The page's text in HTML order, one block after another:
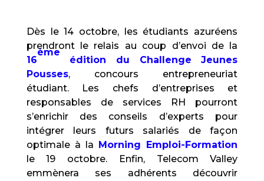
Dès le 14 octobre, les étudiants azuréens
prendront le relais au coup d’envoi de la
16
ème
édition du Challenge Jeunes
Pousses, concours entrepreneuriat
étudiant. Les chefs d’entreprises et
responsables de services RH pourront
s’enrichir des conseils d’experts pour
intégrer leurs futurs salariés de façon
optimale à la Morning Emploi-Formation
le 19 octobre. Enfin, Telecom Valley
emmènera ses adhérents découvrir